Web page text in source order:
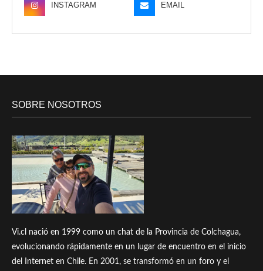
INSTAGRAM EMAIL
SOBRE NOSOTROS
Vi.cl nació en 1999 como un chat de la Provincia de Colchagua,
evolucionando rápidamente en un lugar de encuentro en el inicio
del Internet en Chile. En 2001, se transformó en un foro y el